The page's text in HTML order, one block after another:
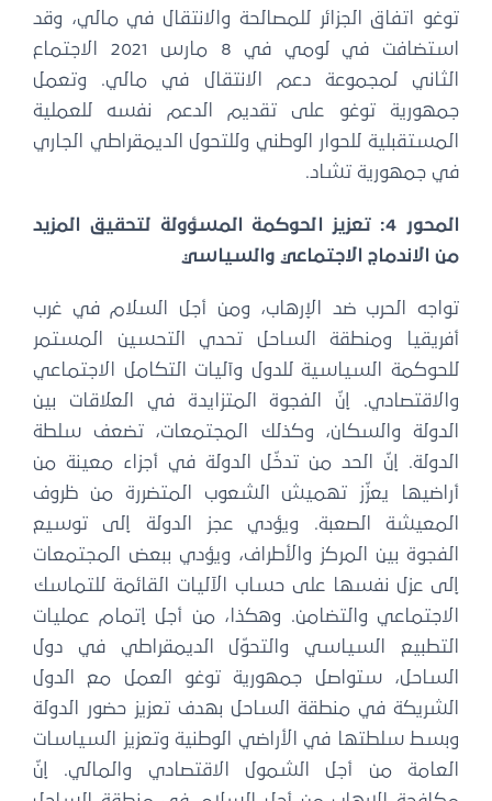
توغو اتفاق الجزائر للمصالحة والانتقال في مالي، وقد
استضافت في لومي في 8 مارس 2021 الاجتماع
الثاني لمجموعة دعم الانتقال في مالي. وتعمل
جمهورية توغو على تقديم الدعم نفسه للعملية
المستقبلية للحوار الوطني وللتحول الديمقراطي الجاري
في جمهورية تشاد.
المحور 4: تعزيز الحوكمة المسؤولة لتحقيق المزيد
من الاندماج الاجتماعي والسياسي
تواجه الحرب ضد الإرهاب، ومن أجل السلام في غرب
أفريقيا ومنطقة الساحل تحدي التحسين المستمر
للحوكمة السياسية للدول وآليات التكامل الاجتماعي
والاقتصادي. إنّ الفجوة المتزايدة في العلاقات بين
الدولة والسكان، وكذلك المجتمعات، تضعف سلطة
الدولة. إنّ الحد من تدخّل الدولة في أجزاء معينة من
أراضيها يعزّز تهميش الشعوب المتضررة من ظروف
المعيشة الصعبة. ويؤدي عجز الدولة إلى توسيع
الفجوة بين المركز والأطراف، ويؤدي ببعض المجتمعات
إلى عزل نفسها على حساب الآليات القائمة للتماسك
الاجتماعي والتضامن. وهكذا، من أجل إتمام عمليات
التطبيع السياسي والتحوّل الديمقراطي في دول
الساحل، ستواصل جمهورية توغو العمل مع الدول
الشريكة في منطقة الساحل بهدف تعزيز حضور الدولة
وبسط سلطتها في الأراضي الوطنية وتعزيز السياسات
العامة من أجل الشمول الاقتصادي والمالي. إنّ